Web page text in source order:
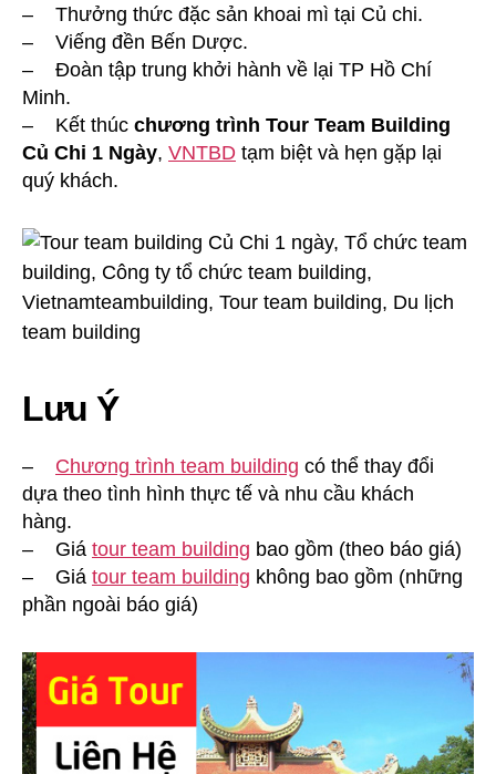
– Thưởng thức đặc sản khoai mì tại Củ chi.
– Viếng đền Bến Dược.
– Đoàn tập trung khởi hành về lại TP Hồ Chí
Minh.
– Kết thúc chương trình Tour Team Building
Củ Chi 1 Ngày, VNTBD tạm biệt và hẹn gặp lại
quý khách.
Lưu Ý
– Chương trình team building có thể thay đổi
dựa theo tình hình thực tế và nhu cầu khách
hàng.
– Giá tour team building bao gồm (theo báo giá)
– Giá tour team building không bao gồm (những
phần ngoài báo giá)